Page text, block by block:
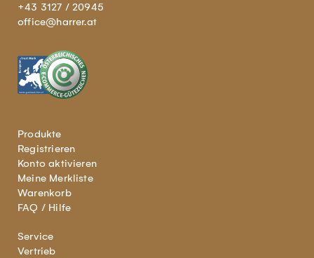
+43 3127 / 20945
office@harrer.at
Produkte
Registrieren
Konto aktivieren
Meine Merkliste
Warenkorb
FAQ / Hilfe
Service
Vertrieb